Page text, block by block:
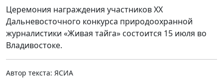
Церемония награждения участников ХХ
Дальневосточного конкурса природоохранной
журналистики «Живая тайга» состоится 15 июля во
Владивостоке.
Автор текста: ЯСИА